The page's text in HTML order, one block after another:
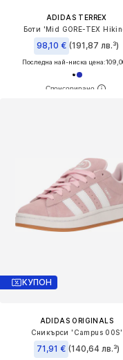
ADIDAS TERREX
Боти 'Mid GORE-TEX
98,10 € (191,87 лв.³)
Последна най-ниска цена:
КУПОН
ADIDAS ORIGINALS
Сникърси 'Campus 00S'
71,91 € (140,64 лв.³)